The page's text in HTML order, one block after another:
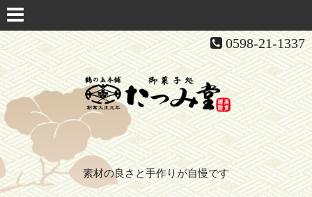
0598-21-1337
素材の良さと手作りが自慢です